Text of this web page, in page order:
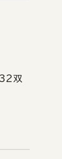
32双